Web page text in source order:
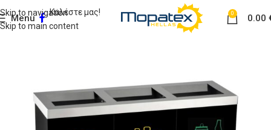
Skip to navigation
Skip to main content
Menu
Καλέστε μας! 0 0.00